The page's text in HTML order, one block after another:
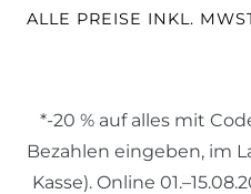
ALLE PREISE INKL.
*-20 % auf alles mit
Bezahlen eingeben, im
Kasse). Online